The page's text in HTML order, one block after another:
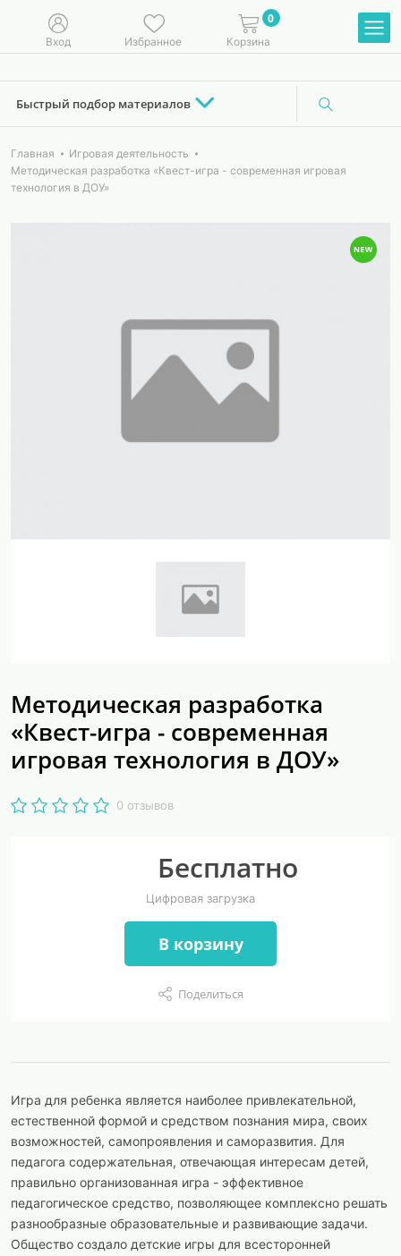
Вход Избранное
0
Корзина
Быстрый подбор материалов
Главная
Игровая деятельность
Методическая разработка «Квест-игра - современная игровая
технология в ДОУ»
Методическая разработка
«Квест-игра - современная
игровая технология в ДОУ»
0 отзывов
Бесплатно
Цифровая загрузка
В корзину
Поделиться
Игра для ребенка является наиболее привлекательной,
естественной формой и средством познания мира, своих
возможностей, самопроявления и саморазвития. Для
педагога содержательная, отвечающая интересам детей,
правильно организованная игра - эффективное
педагогическое средство, позволяющее комплексно решать
разнообразные образовательные и развивающие задачи.
Общество создало детские игры для всесторонней